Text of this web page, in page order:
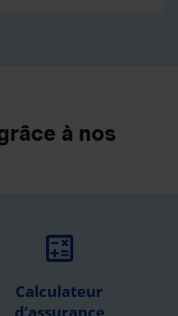
à nos
calculate
Calculateur